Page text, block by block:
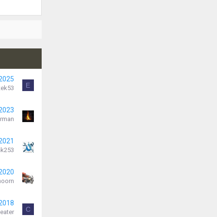
E
C